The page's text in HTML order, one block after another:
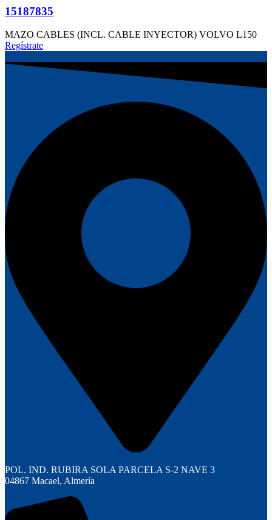
15187835
MAZO CABLES (INCL. CABLE INYECTOR) VOLVO L150
Regístrate
POL. IND. RUBIRA SOLA PARCELA S-2 NAVE 3
04867 Macael, Almería